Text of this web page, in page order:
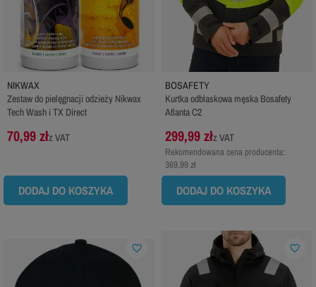
NIKWAX
Zestaw do pielęgnacji odzieży Nikwax
Tech Wash i TX Direct
70,99 złz VAT
DODAJ DO KOSZYKA
BOSAFETY
Kurtka odblaskowa męska Bosafety
Atlanta C2
299,99 złz VAT
Rekomendowana cena producenta:
369,99 zł
DODAJ DO KOSZYKA
favorite_border favorite_border